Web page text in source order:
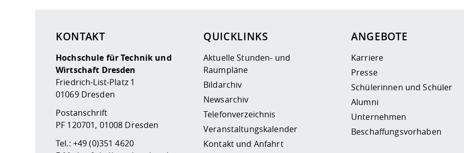
KONTAKT
Hochschule für Technik und
Wirtschaft Dresden
Friedrich-List-Platz 1
01069 Dresden
Postanschrift
PF 120701, 01008 Dresden
Tel.: +49 (0)351 4620
QUICKLINKS
Aktuelle Stunden- und
Raumpläne
Bildarchiv
Newsarchiv
Telefonverzeichnis
Veranstaltungskalender
Kontakt und Anfahrt
ANGEBOTE
Karriere
Presse
Schülerinnen und Schüler
Alumni
Unternehmen
Beschaffungsvorhaben